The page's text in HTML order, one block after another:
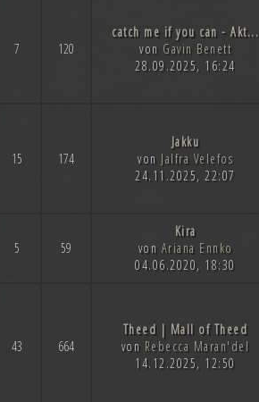
7 120
catch me if you can - Akt...
von Gavin Benett
28.09.2025, 16:24
15 174
Jakku
von Jalfra Velefos
24.11.2025, 22:07
5 59
Kira
von Ariana Ennko
04.06.2020, 18:30
43 664
Theed | Mall of Theed
von Rebecca Maran'del
14.12.2025, 12:50